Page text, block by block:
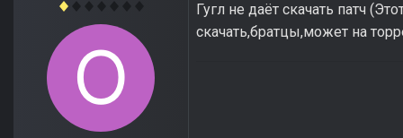
Гугл не даёт скачать патч
скачать,братцы,может на